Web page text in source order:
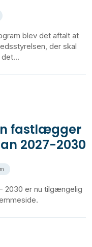
blev det aftalt at
der skal
fastlægger
2027-2030
2030 er nu tilgængelig